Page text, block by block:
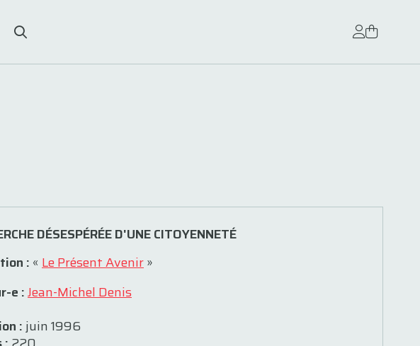
DÉSESPÉRÉE D'UNE CITOYENNETÉ
: « Le Présent Avenir»
e :Jean-Michel Denis
:juin 1996